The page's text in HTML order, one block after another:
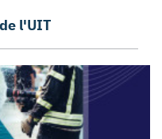
l'UIT